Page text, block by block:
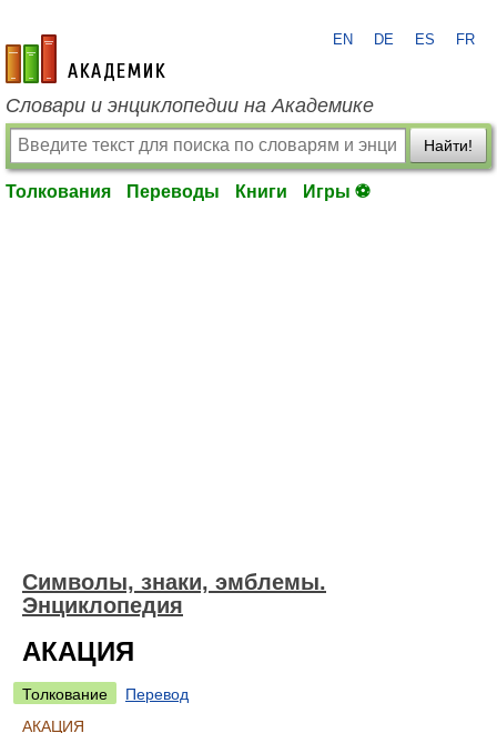
academic.ru
EN DE ES FR
Словари и энциклопедии на Академике
Найти!
Толкования Переводы Книги Игры ⚽
Символы, знаки, эмблемы.
Энциклопедия
АКАЦИЯ
Толкование
Перевод
АКАЦИЯ